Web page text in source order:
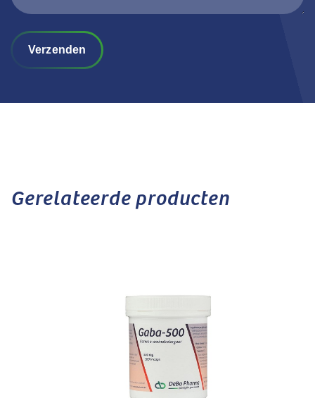
Verzenden
Gerelateerde producten